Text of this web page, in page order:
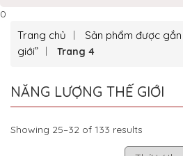
0
Trang chủ
Sản phẩm được
giới”
Trang 4
NĂNG LƯỢNG THẾ GIỚI
Showing 25–32 of 133 results